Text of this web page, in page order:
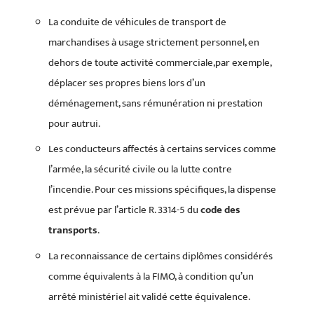
La conduite de véhicules de transport de
marchandises à usage strictement personnel, en
dehors de toute activité commerciale,par exemple,
déplacer ses propres biens lors d’un
déménagement, sans rémunération ni prestation
pour autrui.
Les conducteurs affectés à certains services comme
l’armée, la sécurité civile ou la lutte contre
l’incendie. Pour ces missions spécifiques, la dispense
est prévue par l’article R. 3314-5 ducode des
transports.
La reconnaissance de certains diplômes considérés
comme équivalents à la FIMO, à condition qu’un
arrêté ministériel ait validé cette équivalence.